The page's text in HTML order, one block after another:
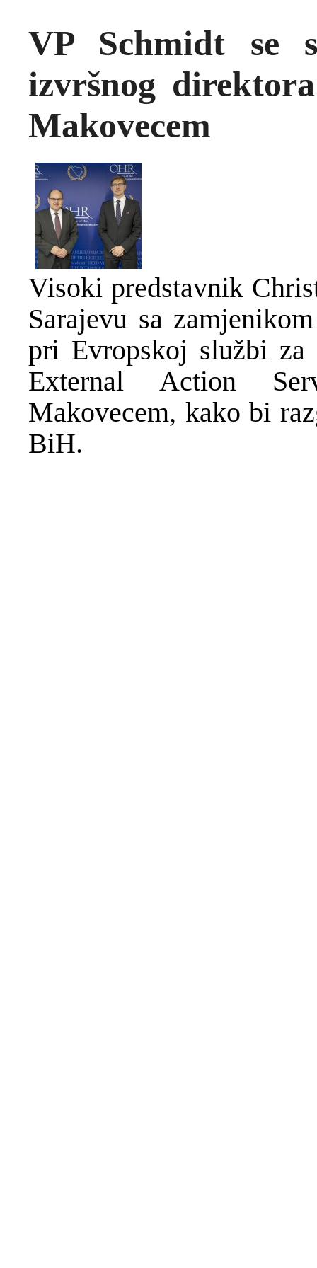
VP Schmidt se
izvršnog
Makovecem
Visoki predstavnik
Sarajevu sa
pri Evropskoj službi za
External Action
Makovecem, kako bi
BiH.